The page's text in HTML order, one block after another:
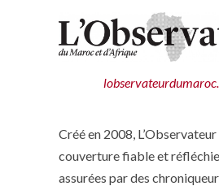
Créé en 2008,
couverture fiable et réfléchie
assurées par des